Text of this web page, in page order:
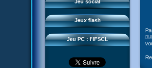
Jeu social
Jeux flash
Sector 2 Escape
Jeu PC : l'IFSCL
Téléchargements
Réseau IFSCL